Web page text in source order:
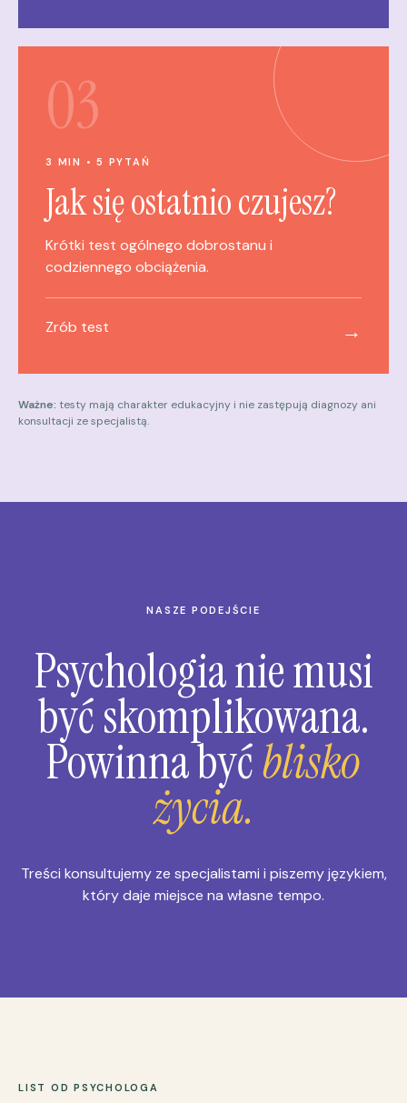
03
3 MIN • 5 PYTAŃ
Jak się ostatnio czujesz?
Krótki test ogólnego dobrostanu i
codziennego obciążenia.
Zrób test →
Ważne: testy mają charakter edukacyjny i nie zastępują diagnozy ani
konsultacji ze specjalistą.
NASZE PODEJŚCIE
Psychologia nie musi
być skomplikowana.
Powinna byćblisko
życia.
Treści konsultujemy ze specjalistami i piszemy językiem,
który daje miejsce na własne tempo.
LIST OD PSYCHOLOGA